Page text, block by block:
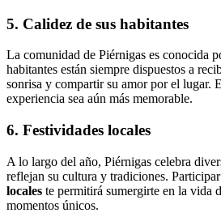
5. Calidez de sus habitantes
La comunidad de Piérnigas es conocida
habitantes están siempre dispuestos a
sonrisa y compartir su amor por el lugar.
experiencia sea aún más memorable.
6. Festividades locales
A lo largo del año, Piérnigas celebra
reflejan su cultura y tradiciones. Participar
locales te permitirá sumergirte en la vida
momentos únicos.